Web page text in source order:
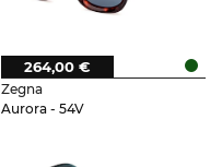
Zegna
Aurora - 54V
264,00 €